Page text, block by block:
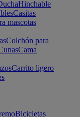
Hinchable
Casitas
mascotas
Colchón para
Cama
Carrito ligero
Bicicletas